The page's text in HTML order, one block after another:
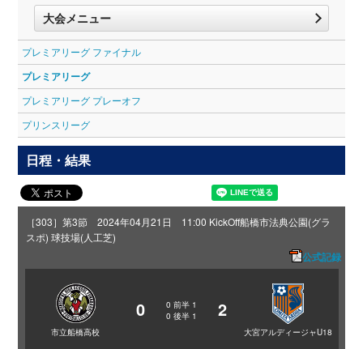
大会メニュー
プレミアリーグ ファイナル
プレミアリーグ
プレミアリーグ プレーオフ
プリンスリーグ
日程・結果
［303］第3節 2024年04月21日 11:00 KickOff船橋市法典公園(グラ
スポ) 球技場(人工芝)
公式記録
市立船橋高校
0 0 前半 1
0 後半 1 2
大宮アルディージャU18